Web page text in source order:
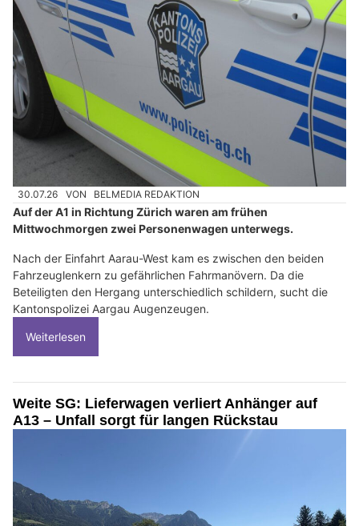
30.07.26 VON BELMEDIA REDAKTION
Auf der A1 in Richtung Zürich waren am frühen
Mittwochmorgen zwei Personenwagen unterwegs.
Nach der Einfahrt Aarau-West kam es zwischen den beiden
Fahrzeuglenkern zu gefährlichen Fahrmanövern. Da die
Beteiligten den Hergang unterschiedlich schildern, sucht die
Kantonspolizei Aargau Augenzeugen.
Weiterlesen
Weite SG: Lieferwagen verliert Anhänger auf
A13 – Unfall sorgt für langen Rückstau